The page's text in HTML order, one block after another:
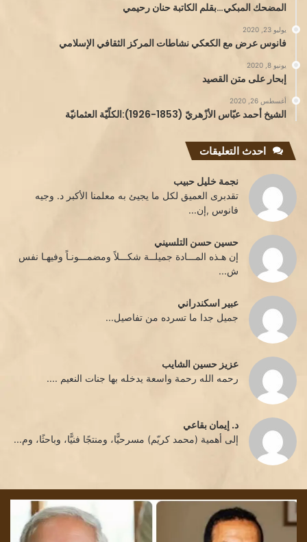
المضحك المبكي…بقلم الكاتبة حنان رحيمي
يوليو 23, 2020
فانوس عرض مع الكعكي نشاطات المركز الثقافي الإسلامي
يونيو 8, 2020
إبحار على متن القصيد
أغسطس 26, 2020
الشيخ أحمد عبّاس الأزْهريّ (1853-1926):الكلّيّة العثمانيّة
احدث التعليقات
نجمة خليل حبيب
تقدبرى العميق لكل ما يجيئ به معلمنا الأكبر د. وجيه
فانوس ,إن...
حسين حسن التلسيني
إن هـذه المـــادة جميلــة شكـــلاً ومضمـــونـاً وفيهـا نفس
ش...
عبير اسكندراني
جميل جدا ما تسرده من تفاصيل...
عزيز حسين الشايب
رحمه الله رحمة واسعة يدخله بها جنات النعيم ....
د. إيمان بقاعي
إلى أهمية (محمد كريّم) مسرحيًّا، ومنتجًا فنيًّا، وباحثًا، وم...
بقلم